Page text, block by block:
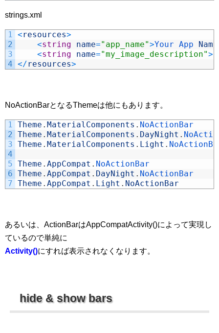
strings.xml
1
2
3
4
<resources>
<string name="app_name">Your App Name
<string name="my_image_description">
</resources>
NoActionBarとなるThemeは他にもあります。
1
2
3
4
5
6
7
Theme . MaterialComponents . NoActionBar
Theme . MaterialComponents . DayNight .
Theme . MaterialComponents . Light .
Theme . AppCompat . NoActionBar
Theme . AppCompat . DayNight . NoActionBar
Theme . AppCompat . Light . NoActionBar
あるいは、ActionBarはAppCompatActivity()によって実現し
ているので単純に
Activity()にすれば表示されなくなります。
hide & show bars